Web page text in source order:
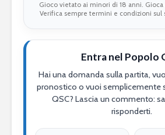
Gioco vietato ai minori di 18 anni.
Verifica sempre termini e condizioni sul
Entra nel Popolo
Hai una domanda sulla partita,
pronostico o vuoi semplicemente
QSC? Lascia un commento:
risponderti.